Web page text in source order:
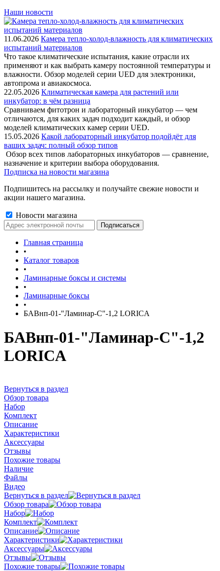
Наши новости
11.06.2026 Камера тепло-холод-влажность для климатических
испытаний материалов
Что такое климатические испытания, какие отрасли их
применяют и как выбрать камеру постоянной температуры и
влажности. Обзор моделей серии UED для электроники,
автопрома и авиакосмоса.
22.05.2026 Климатическая камера для растений или
инкубатор: в чём разница
Сравниваем фитотрон и лабораторный инкубатор — чем
отличаются, для каких задач подходит каждый, и обзор
моделей климатических камер серии UED.
15.05.2026 Какой лабораторный инкубатор подойдёт для
ваших задач: полный обзор типов
Обзор всех типов лабораторных инкубаторов — сравнение,
назначение и критерии выбора оборудования.
Подписка на новости магазина
Подпишитесь на рассылку и получайте свежие новости и
акции нашего магазина.
Новости магазина
Главная страница
•
Каталог товаров
•
Ламинарные боксы и системы
•
Ламинарные боксы
•
БАВнп-01-"Ламинар-С"-1,2 LORICA
БАВнп-01-"Ламинар-С"-1,2
LORICA
Вернуться в раздел
Обзор товара
Набор
Комплект
Описание
Характеристики
Аксессуары
Отзывы
Похожие товары
Наличие
Файлы
Видео
Вернуться в раздел
Обзор товара
Набор
Комплект
Описание
Характеристики
Аксессуары
Отзывы
Похожие товары